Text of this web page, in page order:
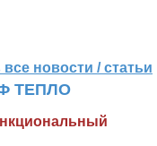
новости / статьи
ТЕПЛО